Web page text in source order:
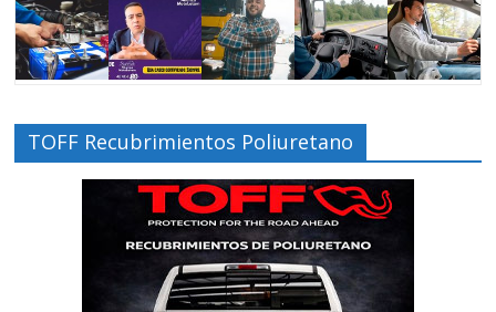
TOFF Recubrimientos Poliuretano